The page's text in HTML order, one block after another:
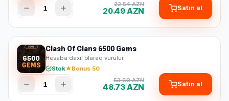
1 22.54 AZN
20.49 AZN Satın al
Clash Of Clans 6500 Gems
Hesaba daxil olaraq vurulur.
Stok
Bonus 50
1 53.60 AZN
48.73 AZN Satın al